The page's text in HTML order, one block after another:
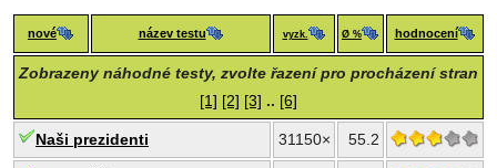
nové název testu vyzk. Ø % hodnocení
Zobrazeny náhodné testy, zvolte řazení pro procházení stran
[1] [2] [3] .. [6]
Naši prezidenti 31150× 55.2